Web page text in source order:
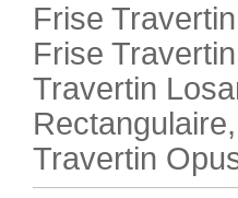
Frise
Frise
Travertin
Travertin